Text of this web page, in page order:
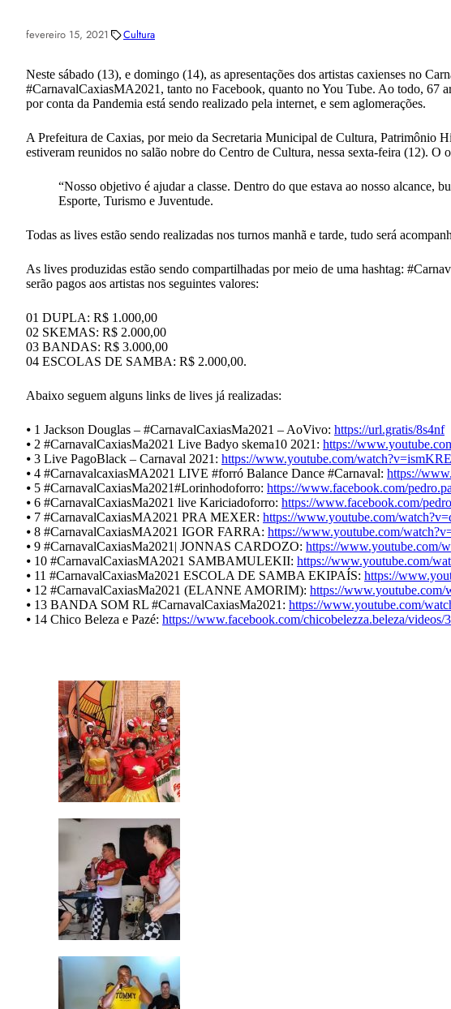
fevereiro 15, 2021 Cultura
Neste sábado (13), e domingo (14), as apresentações dos artistas caxienses no
#CarnavalCaxiasMA2021, tanto no Facebook, quanto no You Tube. Ao todo, 67
por conta da Pandemia está sendo realizado pela internet, e sem aglomerações.
A Prefeitura de Caxias, por meio da Secretaria Municipal de Cultura, Patrimônio
estiveram reunidos no salão nobre do Centro de Cultura, nessa sexta-feira (12). O
“Nosso objetivo é ajudar a classe. Dentro do que estava ao nosso alcance,
Esporte, Turismo e Juventude.
Todas as lives estão sendo realizadas nos turnos manhã e tarde, tudo será
As lives produzidas estão sendo compartilhadas por meio de uma hashtag:
serão pagos aos artistas nos seguintes valores:
01 DUPLA: R$ 1.000,00
02 SKEMAS: R$ 2.000,00
03 BANDAS: R$ 3.000,00
04 ESCOLAS DE SAMBA: R$ 2.000,00.
Abaixo seguem alguns links de lives já realizadas:
⦁ 1 Jackson Douglas – #CarnavalCaxiasMa2021 – AoVivo: https://url.gratis/8s4nf
⦁ 2 #CarnavalCaxiasMa2021 Live Badyo skema10 2021: https://
⦁ 3 Live PagoBlack – Carnaval 2021: https://www.youtube.com/
⦁ 4 #CarnavalcaxiasMA2021 LIVE #forró Balance Dance #Carnaval: https://
⦁ 5 #CarnavalCaxiasMa2021#Lorinhodoforro: https://www.facebook.com/
⦁ 6 #CarnavalCaxiasMa2021 live Kariciadoforro: https://www.facebook.com/
⦁ 7 #CarnavalCaxiasMA2021 PRA MEXER: https://www.youtube.com/
⦁ 8 #CarnavalCaxiasMA2021 IGOR FARRA: https://www.youtube.com/
⦁ 9 #CarnavalCaxiasMa2021| JONNAS CARDOZO: https://www.youtube.com/
⦁ 10 #CarnavalCaxiasMA2021 SAMBAMULEKII: https://www.youtube.com/
⦁ 11 #CarnavalCaxiasMa2021 ESCOLA DE SAMBA EKIPAÍS: https://
⦁ 12 #CarnavalCaxiasMa2021 (ELANNE AMORIM): https://
⦁ 13 BANDA SOM RL #CarnavalCaxiasMa2021: https://www.youtube.com/
⦁ 14 Chico Beleza e Pazé: https://www.facebook.com/chicobelezza.beleza/videos/